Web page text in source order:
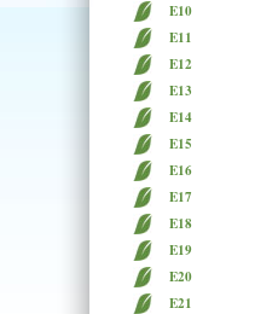
E10
E11
E12
E13
E14
E15
E16
E17
E18
E19
E20
E21